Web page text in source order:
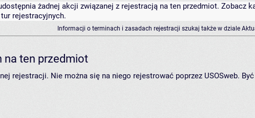
żadnej akcji związanej z rejestracją na ten przedmiot. Zobacz
rejestracyjnych.
Informacji o terminach i zasadach rejestracji szukaj także w dziale
na ten przedmiot
rejestracji. Nie można się na niego rejestrować poprzez USOSweb.